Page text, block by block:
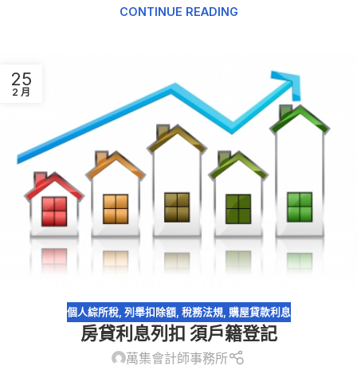
CONTINUE READING
25
2 月
個人綜所稅, 列舉扣除額, 稅務法規, 購屋貸款利息
房貸利息列扣 須戶籍登記
萬集會計師事務所